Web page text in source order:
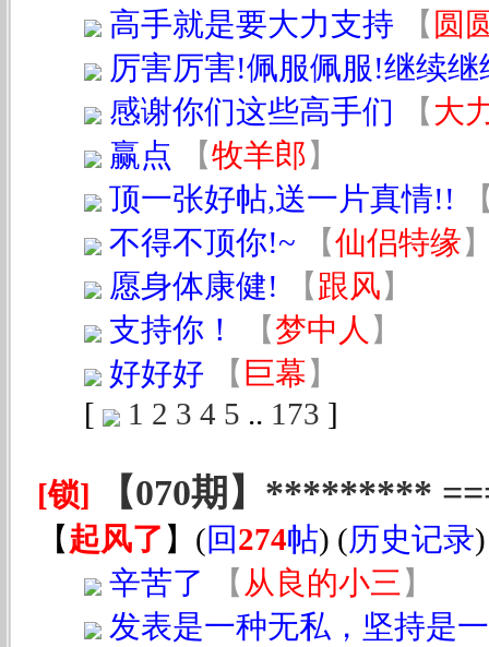
高手就是要大力支持
【 圆
厉害厉害!佩服佩服!继续
感谢你们这些高手们
【 大
赢点
【牧羊郎 】
顶一张好帖,送一片真情!!
不得不顶你!~
【仙侣特缘
愿身体康健!
【 跟风】
支持你！
【梦中人 】
好好好
【 巨幕】
[
1 2 3 4 5 .. 173 ]
[锁] 【070期】*********
【起风了 】 (回274帖) (历史记录
辛苦了
【 从良的小三 】
发表是一种无私，坚持是